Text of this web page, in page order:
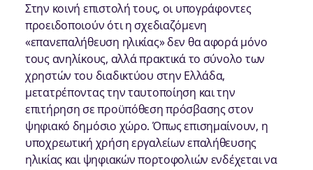
Στην κοινή επιστολή τους, οι υπογράφοντες
προειδοποιούν ότι η σχεδιαζόμενη
«επανεπαλήθευση ηλικίας» δεν θα αφορά μόνο
τους ανηλίκους, αλλά πρακτικά το σύνολο των
χρηστών του διαδικτύου στην Ελλάδα,
μετατρέποντας την ταυτοποίηση και την
επιτήρηση σε προϋπόθεση πρόσβασης στον
ψηφιακό δημόσιο χώρο. Όπως επισημαίνουν, η
υποχρεωτική χρήση εργαλείων επαλήθευσης
ηλικίας και ψηφιακών πορτοφολιών ενδέχεται να